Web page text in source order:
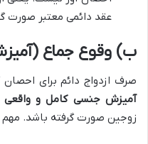
عقد دائمی معتبر صورت
ب) وقوع جماع
صرف ازدواج دائم برای
آمیزش جنسی کامل و واقعی
زوجین صورت گرفته باشد. مهم